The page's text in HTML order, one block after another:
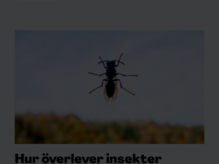
Hur överlever insekter